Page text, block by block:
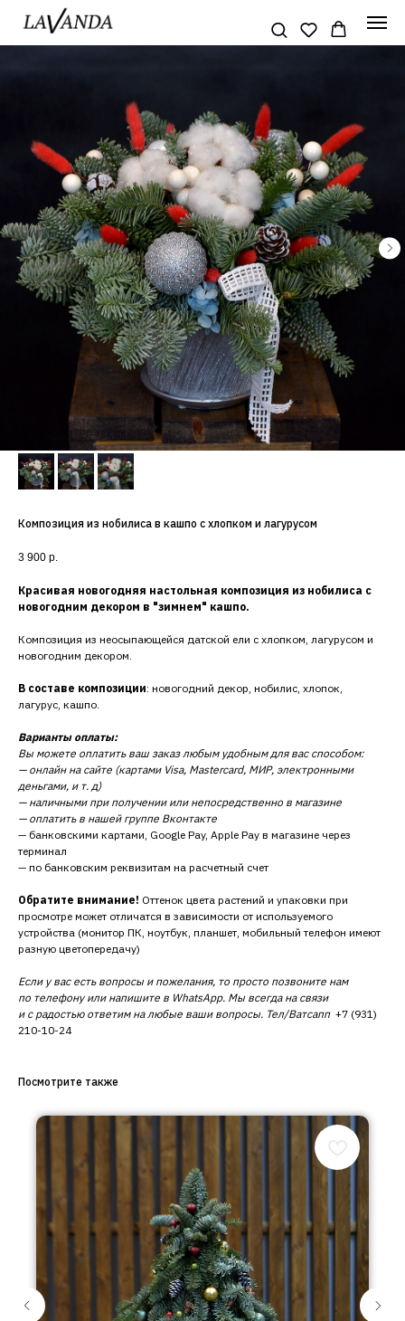
Композиция из нобилиса в кашпо с хлопком и лагурусом
3 900 р.
Красивая новогодняя настольная композиция из нобилиса с
новогодним декором в "зимнем" кашпо.
Композиция из неосыпающейся датской ели с хлопком, лагурусом и
новогодним декором.
В составе композиции: новогодний декор, нобилис, хлопок,
лагурус, кашпо.
Варианты оплаты:
Вы можете оплатить ваш заказ любым удобным для вас способом:
— онлайн на сайте (картами Visa, Mastercard, МИР, электронными
деньгами, и т. д)
— наличными при получении или непосредственно в магазине
— оплатить в нашей группе Вконтакте
— банковскими картами, Google Pay, Apple Pay в магазине через
терминал
— по банковским реквизитам на расчетный счет
Обратите внимание! Оттенок цвета растений и упаковки при
просмотре может отличатся в зависимости от используемого
устройства (монитор ПК, ноутбук, планшет, мобильный телефон имеют
разную цветопередачу)
Если у вас есть вопросы и пожелания, то просто позвоните нам
по телефону или напишите в WhatsApp. Мы всегда на связи
и с радостью ответим на любые ваши вопросы. Тел/Ватсапп +7 (931)
210-10-24
Посмотрите также